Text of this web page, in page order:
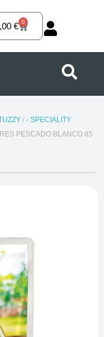
€ 0
Carrito
/ - SPECIALITY
PESCADO BLANCO 85